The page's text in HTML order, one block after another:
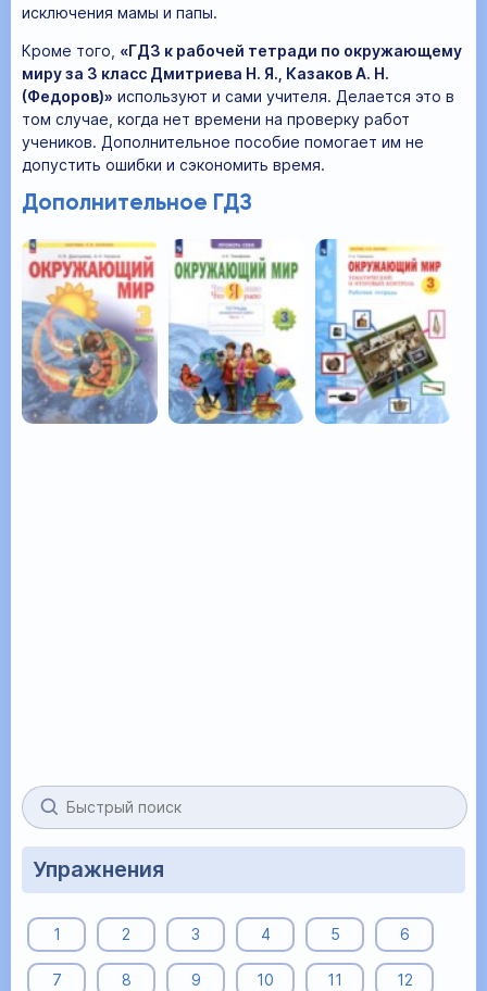
исключения мамы и папы.
Кроме того, «ГДЗ к рабочей тетради по окружающему
миру за 3 класс Дмитриева Н. Я., Казаков А. Н.
(Федоров)» используют и сами учителя. Делается это в
том случае, когда нет времени на проверку работ
учеников. Дополнительное пособие помогает им не
допустить ошибки и сэкономить время.
Дополнительное ГДЗ
Упражнения
1 2 3 4 5 6
7 8 9 10 11 12